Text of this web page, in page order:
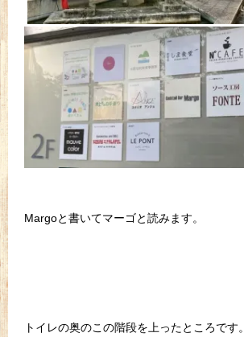
Margoと書いてマーゴと読みます。
トイレの奥のこの階段を上ったところです。